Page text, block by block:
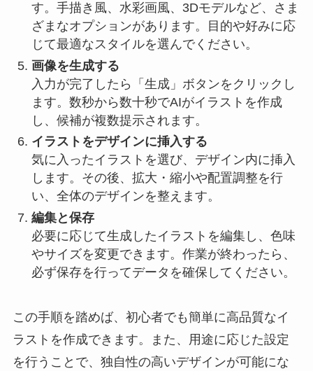
す。手描き風、水彩画風、3Dモデルなど、さま
ざまなオプションがあります。目的や好みに応
じて最適なスタイルを選んでください。
画像を生成する
入力が完了したら「生成」ボタンをクリックし
ます。数秒から数十秒でAIがイラストを作成
し、候補が複数提示されます。
イラストをデザインに挿入する
気に入ったイラストを選び、デザイン内に挿入
します。その後、拡大・縮小や配置調整を行
い、全体のデザインを整えます。
編集と保存
必要に応じて生成したイラストを編集し、色味
やサイズを変更できます。作業が終わったら、
必ず保存を行ってデータを確保してください。
この手順を踏めば、初心者でも簡単に高品質なイ
ラストを作成できます。また、用途に応じた設定
を行うことで、独自性の高いデザインが可能にな